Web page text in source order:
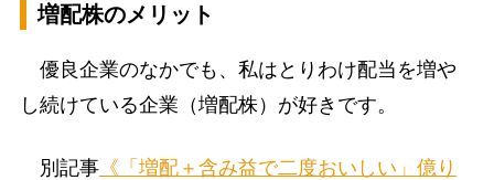
増配株のメリット
優良企業のなかでも、私はとりわけ配当を増や
し続けている企業（増配株）が好きです。
別記事《「増配＋含み益で二度おいしい」億り